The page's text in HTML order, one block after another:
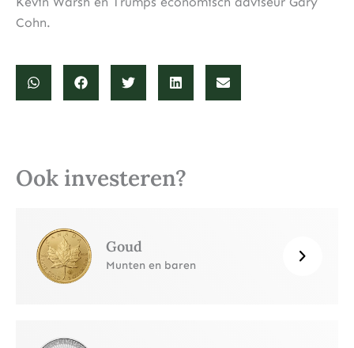
Cohn.
Ook investeren?
Goud
Munten en baren